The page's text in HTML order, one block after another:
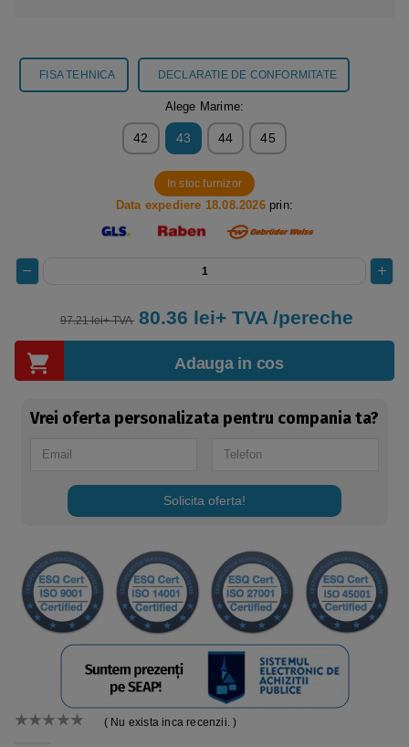
FISA TEHNICA DECLARATIE DE CONFORMITATE
( Nu exista inca recenzii. )
Alege Marime:
42 43 44 45
In stoc furnizor
Data expediere 18.08.2026prin:
97.21 lei+ TVA 80.36 lei+ TVA /pereche
Adauga in cos
Vrei oferta personalizata pentru compania ta?
Solicita oferta!